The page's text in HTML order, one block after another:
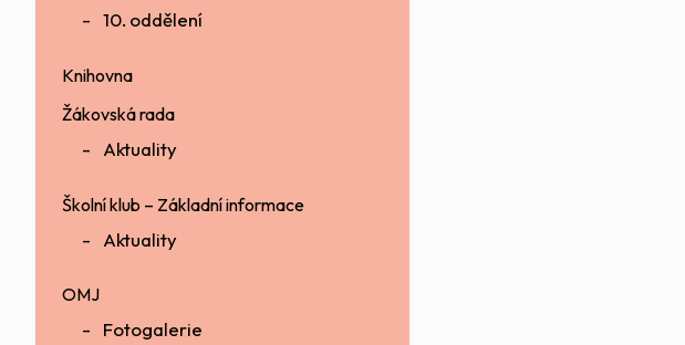
10. oddělení
Knihovna
Žákovská rada
Aktuality
Školní klub – Základní informace
Aktuality
OMJ
Fotogalerie